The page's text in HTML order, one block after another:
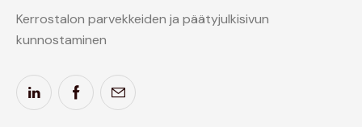
Kerrostalon parvekkeiden ja päätyjulkisivun
kunnostaminen